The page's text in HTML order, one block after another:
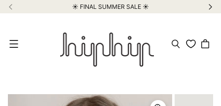
☀️ FINAL SUMMER SALE ☀️
Meniu